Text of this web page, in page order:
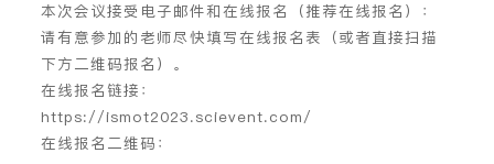
本次会议接受电子邮件和在线报名（推荐在线报名）：
请有意参加的老师尽快填写在线报名表（或者直接扫描
下方二维码报名）。
在线报名链接 ：
https://ismot2023.scievent.com/
在线报名二维码 ：